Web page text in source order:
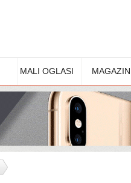
MALI OGLASI MAGAZIN